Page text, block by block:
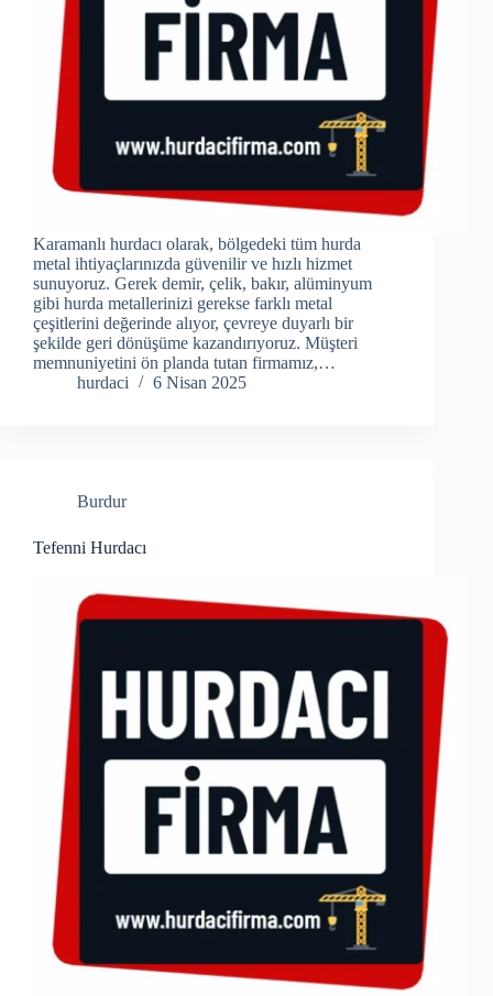
Karamanlı hurdacı olarak, bölgedeki tüm hurda
metal ihtiyaçlarınızda güvenilir ve hızlı hizmet
sunuyoruz. Gerek demir, çelik, bakır, alüminyum
gibi hurda metallerinizi gerekse farklı metal
çeşitlerini değerinde alıyor, çevreye duyarlı bir
şekilde geri dönüşüme kazandırıyoruz. Müşteri
memnuniyetini ön planda tutan firmamız,…
hurdaci
6 Nisan 2025
Burdur
Tefenni Hurdacı